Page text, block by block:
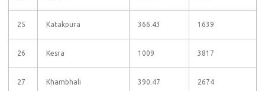
25 Katakpura 366.43 1639
26 Kesra 1009 3817
27 Khambhali 390.47 2674